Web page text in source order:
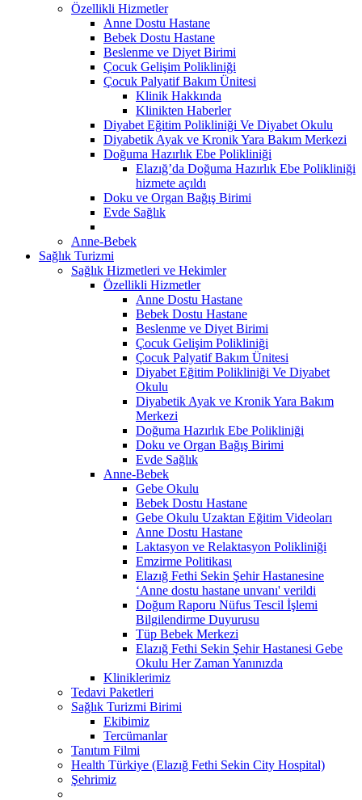
Özellikli Hizmetler
Anne Dostu Hastane
Bebek Dostu Hastane
Beslenme ve Diyet Birimi
Çocuk Gelişim Polikliniği
Çocuk Palyatif Bakım Ünitesi
Klinik Hakkında
Klinikten Haberler
Diyabet Eğitim Polikliniği Ve Diyabet Okulu
Diyabetik Ayak ve Kronik Yara Bakım Merkezi
Doğuma Hazırlık Ebe Polikliniği
Elazığ’da Doğuma Hazırlık Ebe Polikliniği
hizmete açıldı
Doku ve Organ Bağış Birimi
Evde Sağlık
Anne-Bebek
Sağlık Turizmi
Sağlık Hizmetleri ve Hekimler
Özellikli Hizmetler
Anne Dostu Hastane
Bebek Dostu Hastane
Beslenme ve Diyet Birimi
Çocuk Gelişim Polikliniği
Çocuk Palyatif Bakım Ünitesi
Diyabet Eğitim Polikliniği Ve Diyabet
Okulu
Diyabetik Ayak ve Kronik Yara Bakım
Merkezi
Doğuma Hazırlık Ebe Polikliniği
Doku ve Organ Bağış Birimi
Evde Sağlık
Anne-Bebek
Gebe Okulu
Bebek Dostu Hastane
Gebe Okulu Uzaktan Eğitim Videoları
Anne Dostu Hastane
Laktasyon ve Relaktasyon Polikliniği
Emzirme Politikası
Elazığ Fethi Sekin Şehir Hastanesine
‘Anne dostu hastane unvanı' verildi
Doğum Raporu Nüfus Tescil İşlemi
Bilgilendirme Duyurusu
Tüp Bebek Merkezi
Elazığ Fethi Sekin Şehir Hastanesi Gebe
Okulu Her Zaman Yanınızda
Kliniklerimiz
Tedavi Paketleri
Sağlık Turizmi Birimi
Ekibimiz
Tercümanlar
Tanıtım Filmi
Health Türkiye (Elazığ Fethi Sekin City Hospital)
Şehrimiz